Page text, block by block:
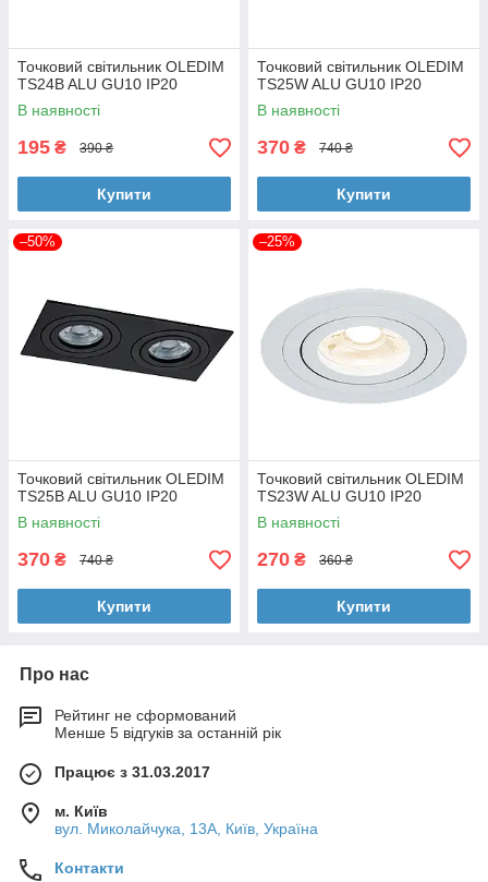
Точковий світильник OLEDIM
TS24B ALU GU10 IP20
В наявності
195 ₴ 390 ₴
Купити
Точковий світильник OLEDIM
TS25W ALU GU10 IP20
В наявності
370 ₴ 740 ₴
Купити
–50%
Точковий світильник OLEDIM
TS25B ALU GU10 IP20
В наявності
370 ₴ 740 ₴
Купити
–25%
Точковий світильник OLEDIM
TS23W ALU GU10 IP20
В наявності
270 ₴ 360 ₴
Купити
Про нас
Рейтинг не сформований
Менше 5 відгуків за останній рік
Працює з 31.03.2017
м. Київ
вул. Миколайчука, 13А, Київ, Україна
Контакти